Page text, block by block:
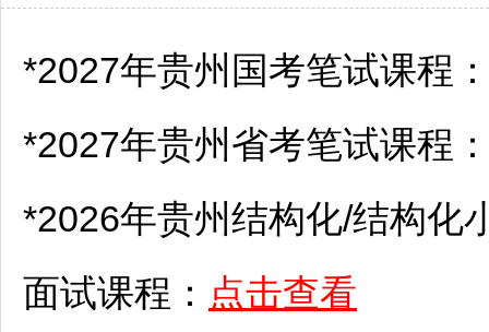
*2027年贵州国考笔试课程
*2027年贵州省考笔试课程
*2026年贵州结构化/结构化
面试课程： 点击查看